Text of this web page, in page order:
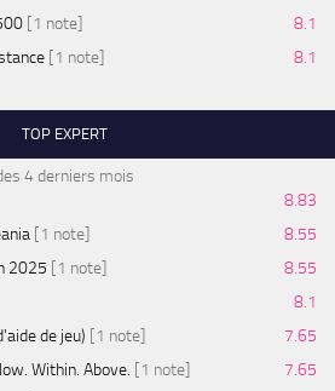
[1 note]
8.1
[1 note] 8.1
TOP EXPERT
4 derniers mois
8.83
[1 note]
8.55
2025 [1 note]
8.55
8.1
de jeu) [1 note]
7.65
Within. Above. [1 note]
7.65